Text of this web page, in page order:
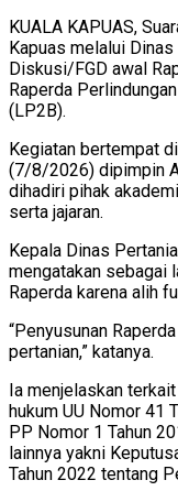
KUALA KAPUAS,
Kapuas melalui
Diskusi/FGD awal
Raperda
(LP2B).
Kegiatan bertempat
(7/8/2026) dipimpin
dihadiri pihak
serta jajaran.
Kepala Dinas
mengatakan sebagai
Raperda karena alih
“Penyusunan
pertanian,” katanya.
Ia menjelaskan
hukum UU Nomor 41
PP Nomor 1 Tahun
lainnya yakni
Tahun 2022 tentang